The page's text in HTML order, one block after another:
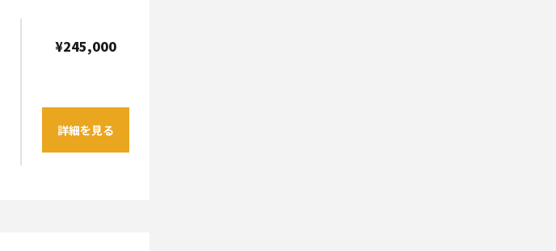
¥245,000
詳細を見る